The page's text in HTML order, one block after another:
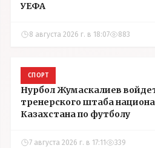
УЕФА
8 августа 2026 г. в 18:07 883
СПОРТ
Нурбол Жумаскалиев
тренерского штаба
Казахстана по футболу
7 августа 2026 г. в 17:11 339